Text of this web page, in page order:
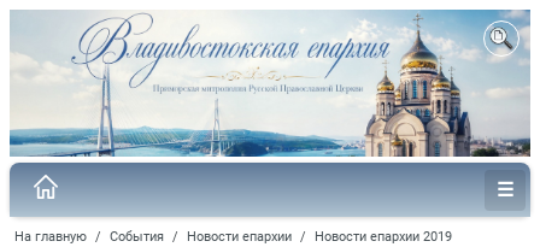
На главную / События / Новости епархии / Новости епархии 2019